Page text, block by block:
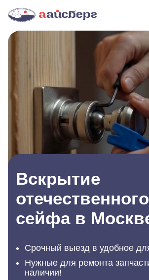
Вскрытие
отечественного
сейфа в
Срочный выезд в удобное
Нужные для ремонта
наличии!